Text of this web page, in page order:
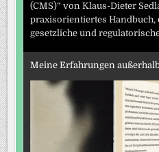
(CMS)“ von Klaus-Dieter
praxisorientiertes
gesetzliche und
Meine Erfahrungen